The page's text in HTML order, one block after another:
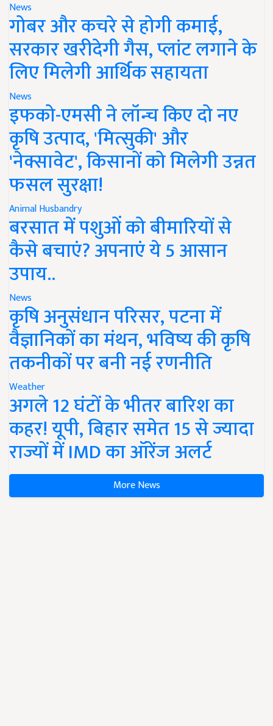
News
गोबर और कचरे से होगी कमाई,
सरकार खरीदेगी गैस, प्लांट लगाने के
लिए मिलेगी आर्थिक सहायता
News
इफको-एमसी ने लॉन्च किए दो नए
कृषि उत्पाद, 'मित्सुकी' और
'नेक्सावेट', किसानों को मिलेगी उन्नत
फसल सुरक्षा!
Animal Husbandry
बरसात में पशुओं को बीमारियों से
कैसे बचाएं? अपनाएं ये 5 आसान
उपाय..
News
कृषि अनुसंधान परिसर, पटना में
वैज्ञानिकों का मंथन, भविष्य की कृषि
तकनीकों पर बनी नई रणनीति
Weather
अगले 12 घंटों के भीतर बारिश का
कहर! यूपी, बिहार समेत 15 से ज्यादा
राज्यों में IMD का ऑरेंज अलर्ट
More News